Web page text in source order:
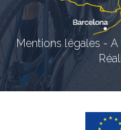
Mentions légales - A